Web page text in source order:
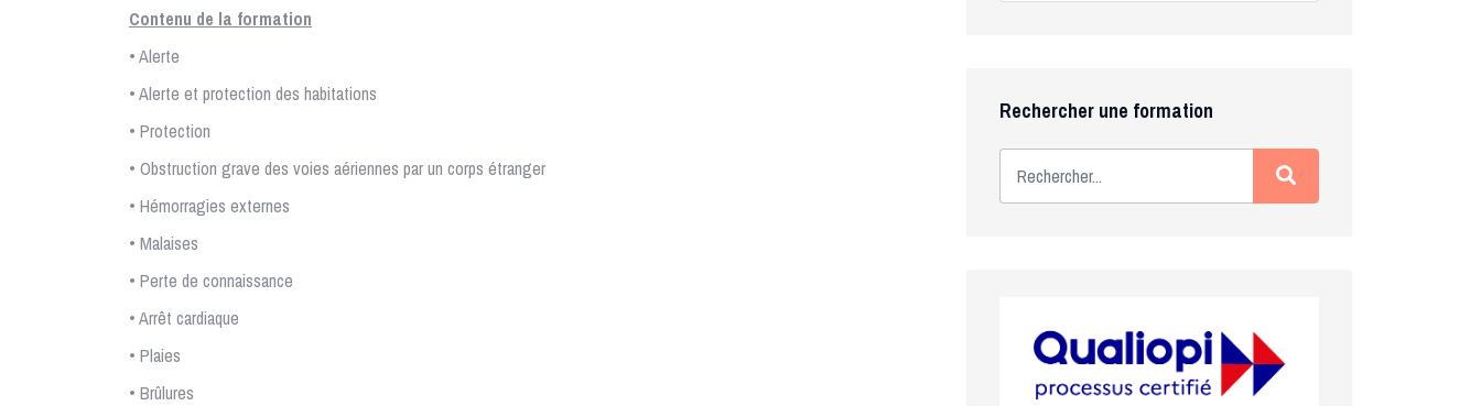
Contenu de la formation
• Alerte
• Alerte et protection des habitations
• Protection
• Obstruction grave des voies aériennes par un corps étranger
• Hémorragies externes
• Malaises
• Perte de connaissance
• Arrêt cardiaque
• Plaies
• Brûlures
Rechercher une formation